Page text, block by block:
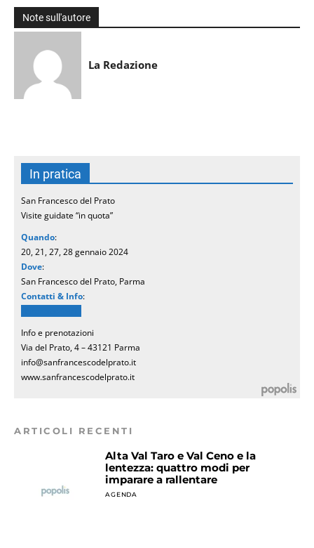
Note sull'autore
La Redazione
In pratica
San Francesco del Prato
Visite guidate “in quota”
Quando:
20, 21, 27, 28 gennaio 2024
Dove:
San Francesco del Prato, Parma
Contatti & Info:
Info e prenotazioni
Via del Prato, 4 – 43121 Parma
info@sanfrancescodelprato.it
www.sanfrancescodelprato.it
ARTICOLI RECENTI
Alta Val Taro e Val Ceno e la
lentezza: quattro modi per
imparare a rallentare
AGENDA